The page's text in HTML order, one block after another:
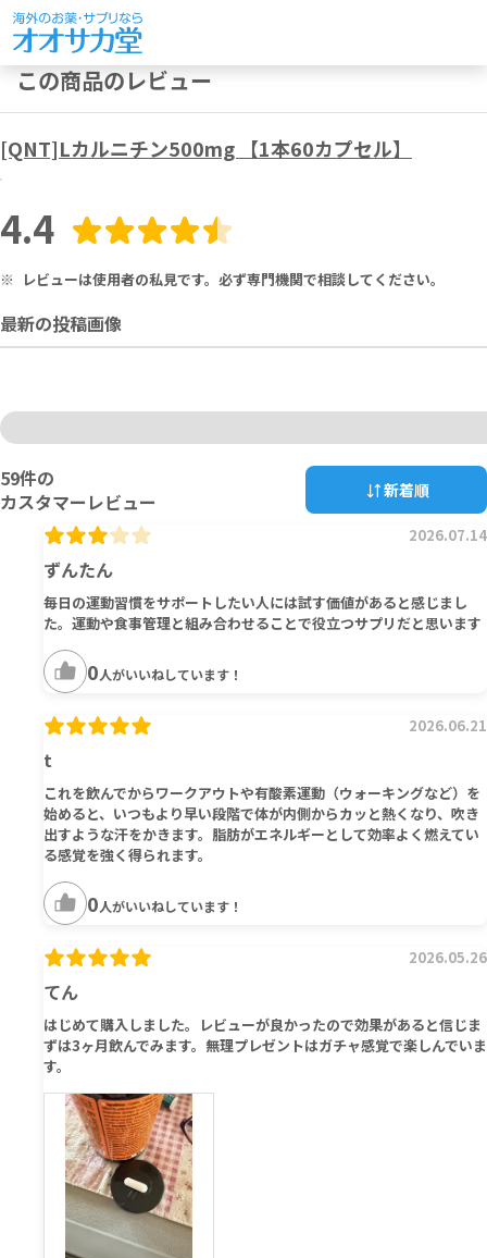
この商品のレビュー
[QNT]Lカルニチン500mg 【1本60カプセル】
4.4
※ レビューは使用者の私見です。必ず専門機関で相談してください。
最新の投稿画像
59件の
カスタマーレビュー
新着順
ずんたん
2026.07.14
毎日の運動習慣をサポートしたい人には試す価値があると感じまし
た。運動や食事管理と組み合わせることで役立つサプリだと思います
0人がいいねしています！
t
2026.06.21
これを飲んでからワークアウトや有酸素運動（ウォーキングなど）を
始めると、いつもより早い段階で体が内側からカッと熱くなり、吹き
出すような汗をかきます。脂肪がエネルギーとして効率よく燃えてい
る感覚を強く得られます。
0人がいいねしています！
てん
2026.05.26
はじめて購入しました。レビューが良かったので効果があると信じま
ずは3ヶ月飲んでみます。無理プレゼントはガチャ感覚で楽しんでいま
す。